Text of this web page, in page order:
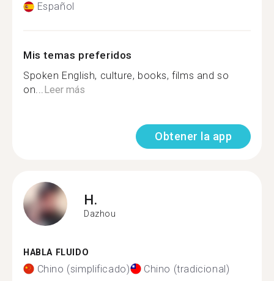
Español
Mis temas preferidos
Spoken English, culture, books, films and so
on...Leer más
Obtener la app
H.
Dazhou
HABLA FLUIDO
Chino (simplificado) Chino (tradicional)